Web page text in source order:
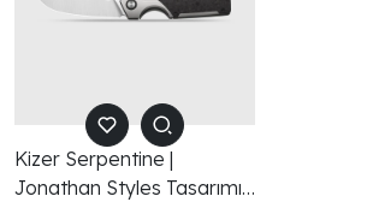
Kizer Serpentine |
Jonathan Styles Tasarımı |